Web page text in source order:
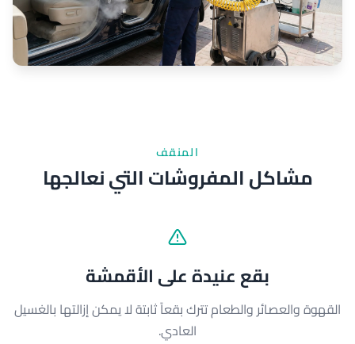
المنقف
مشاكل المفروشات التي نعالجها
بقع عنيدة على الأقمشة
القهوة والعصائر والطعام تترك بقعاً ثابتة لا يمكن إزالتها بالغسيل
العادي.